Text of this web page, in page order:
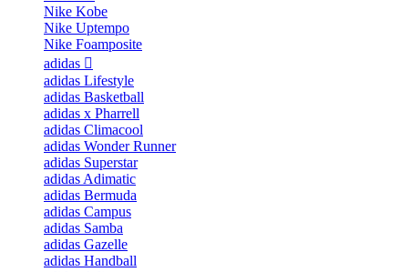
Nike Kobe
Nike Uptempo
Nike Foamposite
adidas
adidas Lifestyle
adidas Basketball
adidas x Pharrell
adidas Climacool
adidas Wonder Runner
adidas Superstar
adidas Adimatic
adidas Bermuda
adidas Campus
adidas Samba
adidas Gazelle
adidas Handball